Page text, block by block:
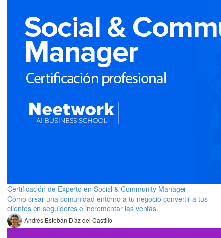
Certificación de Experto en Social & Community Manager
Cómo crear una comunidad entorno a tu negocio convertir a tus
clientes en seguidores e incrementar las ventas.
Andrés Esteban Díaz del Castillo